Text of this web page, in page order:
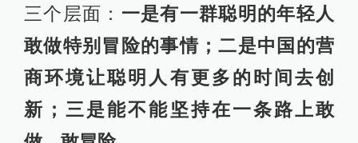
三个层面： 一是有一群聪明的年轻人
敢做特别冒险的事情；二是中国的营
商环境让聪明人有更多的时间去创
新；三是能不能坚持在一条路上敢